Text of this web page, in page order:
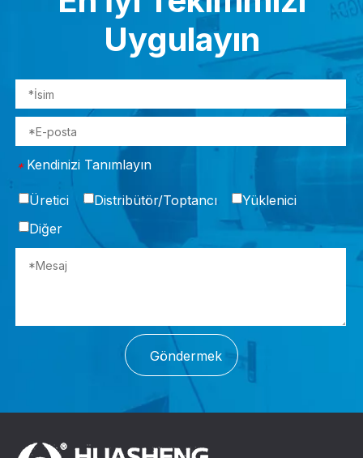
Uygulayın
* Kendinizi Tanımlayın
Üretici Distribütör/Toptancı
Yüklenici
Diğer
Göndermek